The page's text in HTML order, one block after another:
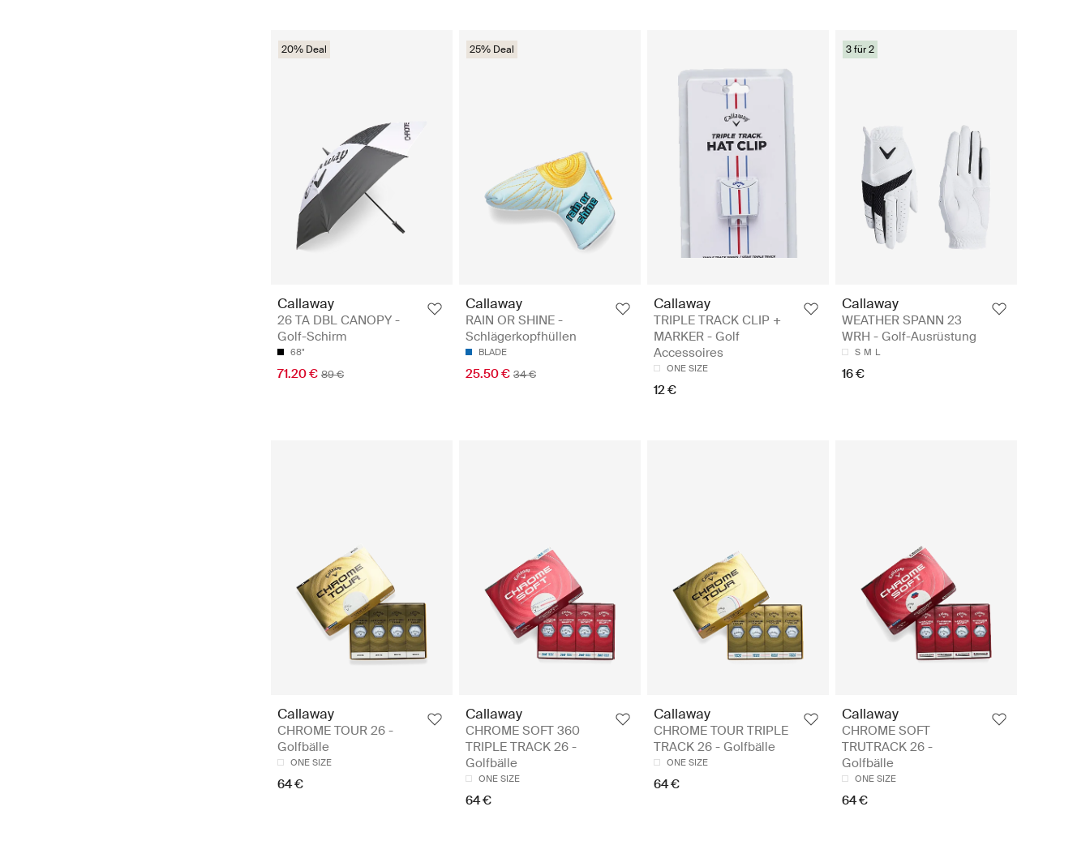
20% Deal
Callaway
26 TA DBL CANOPY -
Golf-Schirm
68"
71.20 € 89 €
25% Deal
Callaway
RAIN OR SHINE -
Schlägerkopfhüllen
BLADE
25.50 € 34 €
Callaway
TRIPLE TRACK CLIP +
MARKER - Golf
Accessoires
ONE SIZE
12 €
3 für 2
Callaway
WEATHER SPANN 23
WRH - Golf-Ausrüstung
S M L
16 €
Callaway
CHROME TOUR 26 -
Golfbälle
ONE SIZE
64 €
Callaway
CHROME SOFT 360
TRIPLE TRACK 26 -
Golfbälle
ONE SIZE
64 €
Callaway
CHROME TOUR TRIPLE
TRACK 26 - Golfbälle
ONE SIZE
64 €
Callaway
CHROME SOFT
TRUTRACK 26 -
Golfbälle
ONE SIZE
64 €